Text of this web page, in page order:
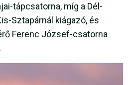
tápcsatorna, míg a Dél-
Sztapárnál kiágazó, és
Ferenc József-csatorna